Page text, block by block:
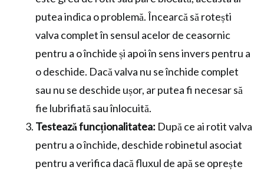
putea indica o problemă. Încearcă să rotești
valva complet în sensul acelor de ceasornic
pentru a o închide și apoi în sens invers pentru a
o deschide. Dacă valva nu se închide complet
sau nu se deschide ușor, ar putea fi necesar să
fie lubrifiată sau înlocuită.
Testează funcționalitatea: După ce ai rotit valva
pentru a o închide, deschide robinetul asociat
pentru a verifica dacă fluxul de apă se oprește